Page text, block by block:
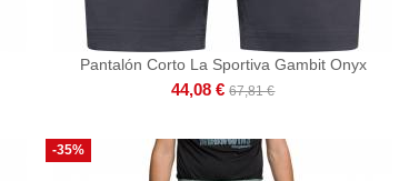
Pantalón Corto La Sportiva Gambit Onyx
44,08 € 67,81 €
-35%